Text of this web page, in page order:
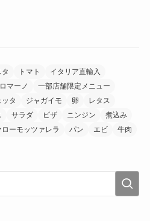
トマト
イタリア直輸入
マーノ
一部店舗限定メニュー
タ ジャガイモ 卵
レタス
サラダ ピザ ニンジン
煮込み
ーモッツァレラ パン エビ
牛肉